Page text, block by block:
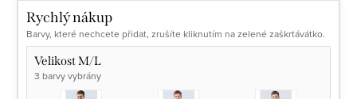
Rychlý nákup
Barvy, které nechcete přidat, zrušíte kliknutím na zelené zaškrtávátko.
Velikost M/L
3 barvy vybrány